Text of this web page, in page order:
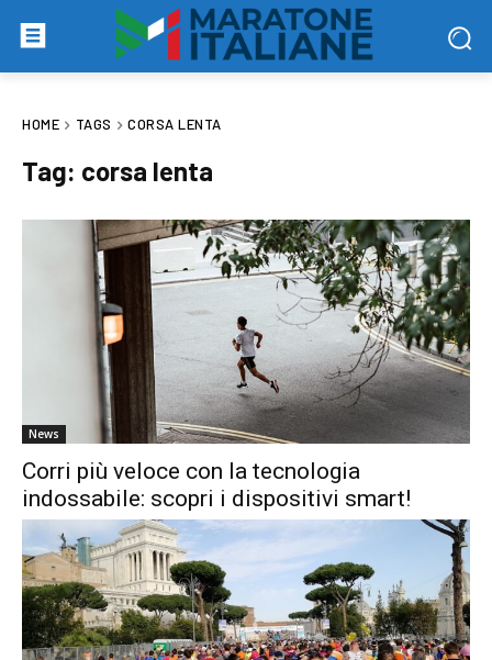
HOME TAGS CORSA LENTA
Tag: corsa lenta
News
Corri più veloce con la tecnologia
indossabile: scopri i dispositivi smart!